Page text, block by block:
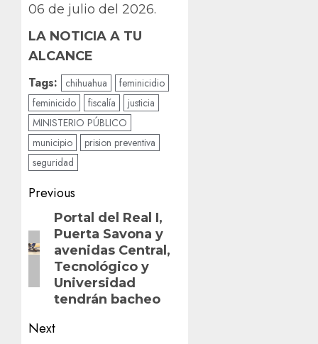
06 de julio del 2026.
LA NOTICIA A TU
ALCANCE
Tags: chihuahua
feminicidio
feminicido
fiscalía
justicia
MINISTERIO PÚBLICO
municipio
prision preventiva
seguridad
Post
navigation
Previous
Previous
post:
Portal del Real I,
Puerta Savona y
avenidas Central,
Tecnológico y
Universidad
tendrán bacheo
Next